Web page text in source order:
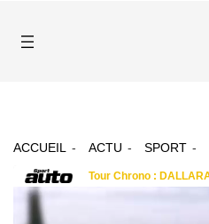
ACCUEIL ACTU SPORT